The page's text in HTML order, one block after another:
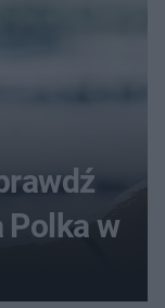
Polka w